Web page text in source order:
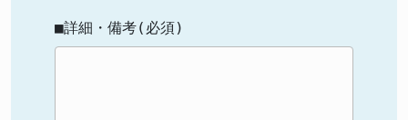
■詳細・備考(必須)